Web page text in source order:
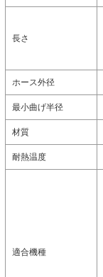
長さ
ホース外径
最小曲げ半径
材質
耐熱温度
適合機種